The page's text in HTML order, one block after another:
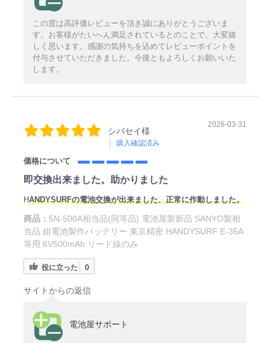
この度は高評価レビューを頂き誠にありがとうございま
す。お客様がたいへん満足されているとのことで、大変嬉
しく思います。感謝の気持ちを込めてレビューポイントを
付与させていただきました。今後ともよろしくお願いいた
します。
シバセイ様
購入確認済み
2026-03-31
価格について
即交換出来ました。助かりました
HANDYSURFの電池交換が出来ました、正常に作動しました。
商品： 5N-500A相当品(同等品) 電池屋製新品 SANYO製相
当品 組電池製作バッテリー 東京精密 HANDYSURF E-35A
等用 6V500mAh リード線のみ
役に立った 0
サイトからの返信
電池屋サポート